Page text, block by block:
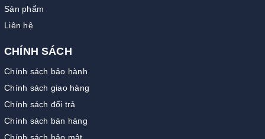
Sản phẩm
Liên hệ
CHÍNH SÁCH
Chính sách bảo hành
Chính sách giao hàng
Chính sách đổi trả
Chính sách bán hàng